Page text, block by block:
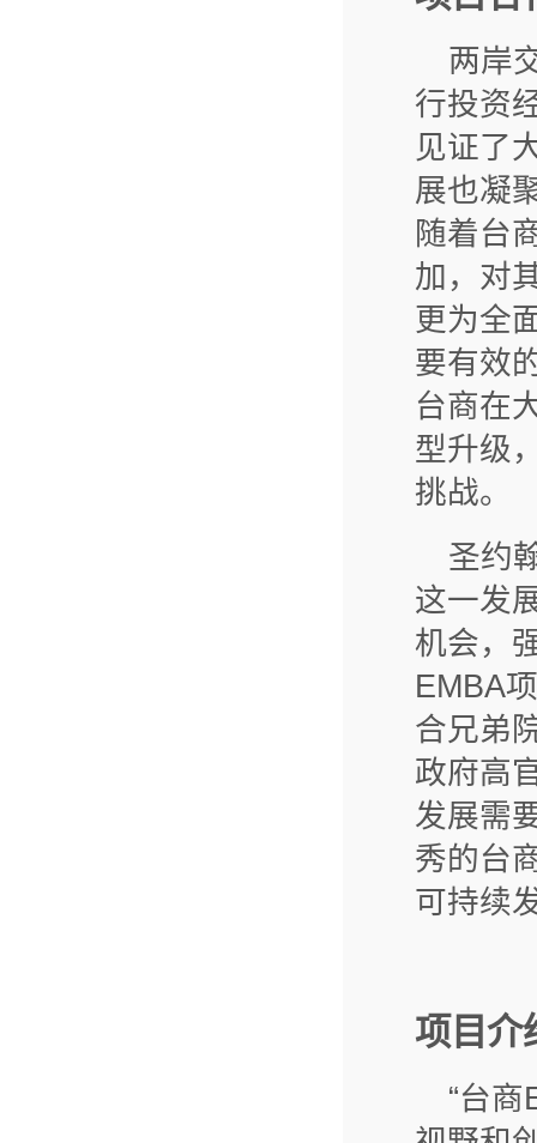
两岸
行投资
见证了
展也凝
随着台
加，对
更为全
要有效
台商在
型升级
挑战。
圣约
这一发
机会，
EMBA
合兄弟
政府高
发展需
秀的台
可持续
项目介
“台